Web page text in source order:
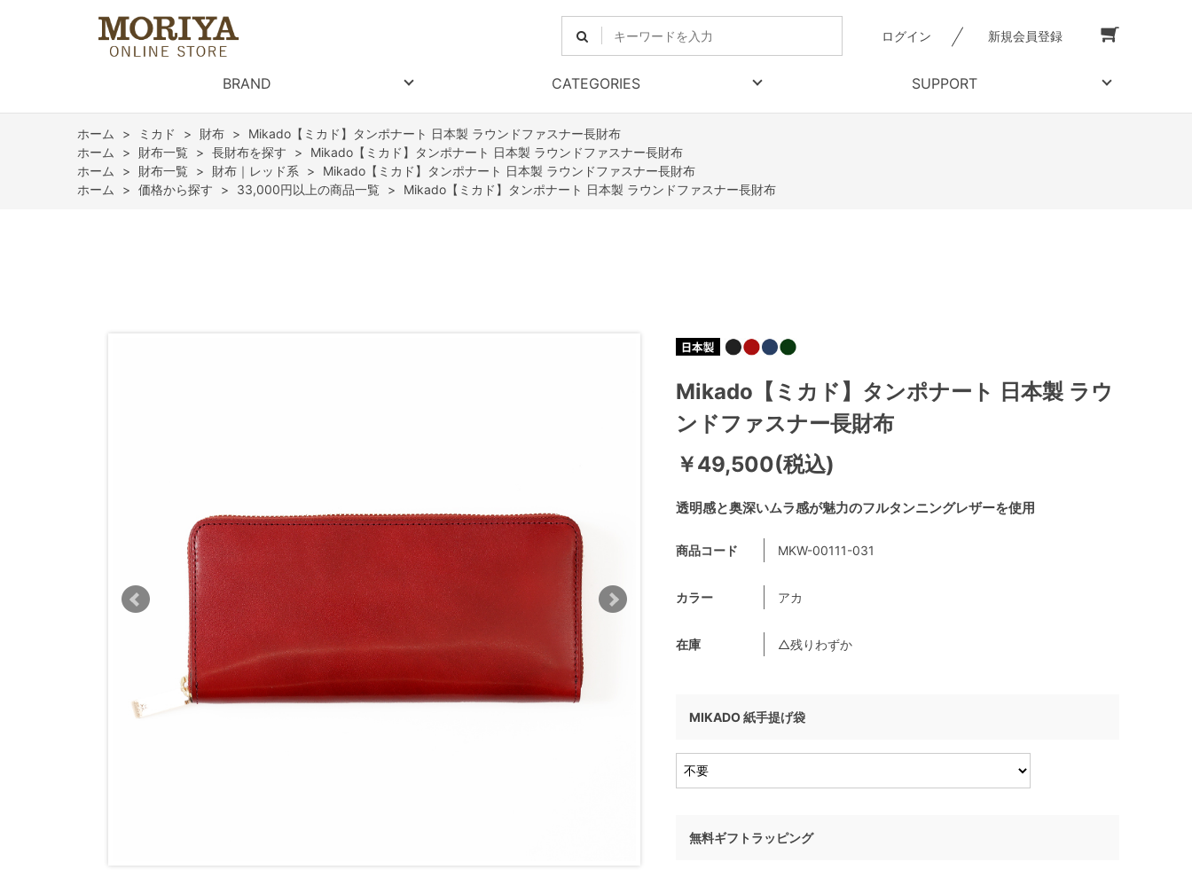
ログイン 新規会員登録
BRAND CATEGORIES SUPPORT
ホーム > ミカド > 財布 >
Mikado【ミカド】タンポナート 日本製 ラウンドファスナー長財布
ホーム
> 財布一覧 > 長財布を探す >
Mikado【ミカド】タンポナート 日本製 ラウンドファスナー長財布
ホーム
> 財布一覧 > 財布｜レッド系 >
Mikado【ミカド】タンポナート 日本製 ラウンドファスナー長財布
ホーム
> 価格から探す > 33,000円以上の商品一覧 > Mikado【ミカド】タンポナート 日本製 ラウンドファスナー長財布
透明感と奥深いムラ感が魅力のフルタンニングレザーを使用
Mikado【ミカド】タンポナート 日本製 ラウ
ンドファスナー長財布
￥49,500(税込)
商品コード MKW-00111-031
カラー アカ
在庫 △残りわずか
MIKADO 紙手提げ袋
無料ギフトラッピング